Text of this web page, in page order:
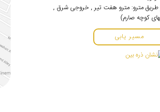
طریق مترو: مترو هفت تیر , خروجی شرق ,
کوچه صارم)
مسیر یابی